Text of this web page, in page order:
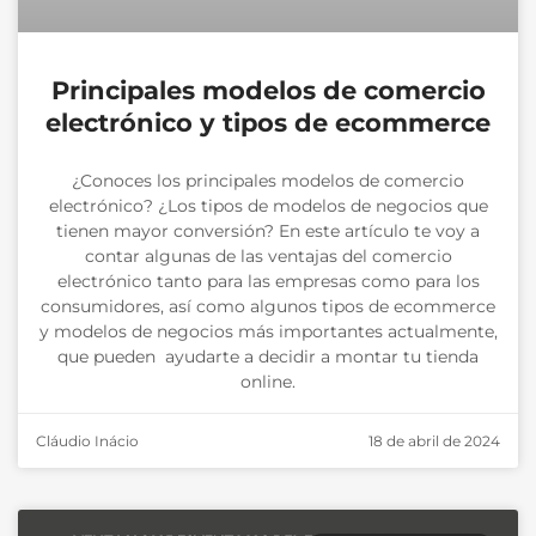
Principales modelos de comercio
electrónico y tipos de ecommerce
¿Conoces los principales modelos de comercio
electrónico? ¿Los tipos de modelos de negocios que
tienen mayor conversión? En este artículo te voy a
contar algunas de las ventajas del comercio
electrónico tanto para las empresas como para los
consumidores, así como algunos tipos de ecommerce
y modelos de negocios más importantes actualmente,
que pueden ayudarte a decidir a montar tu tienda
online.
Cláudio Inácio 18 de abril de 2024